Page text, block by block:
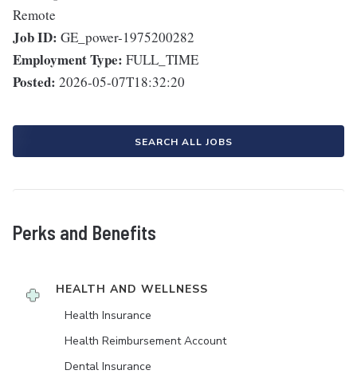
Remote
Job ID: GE_power-1975200282
Employment Type: FULL_TIME
Posted: 2026-05-07T18:32:20
SEARCH ALL JOBS
Perks and Benefits
HEALTH AND WELLNESS
Health Insurance
Health Reimbursement Account
Dental Insurance